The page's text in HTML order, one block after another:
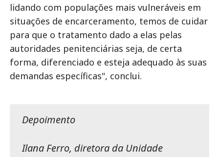
lidando com populações mais vulneráveis em
situações de encarceramento, temos de cuidar
para que o tratamento dado a elas pelas
autoridades penitenciárias seja, de certa
forma, diferenciado e esteja adequado às suas
demandas específicas", conclui.
Depoimento
Ilana Ferro, diretora da Unidade